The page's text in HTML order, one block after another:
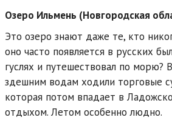
Озеро Ильмень (Новгородская
Это озеро знают даже те, кто
оно часто появляется в русских
гуслях и путешествовал по
здешним водам ходили торговые
которая потом впадает в
отдыхом. Летом особенно людно.